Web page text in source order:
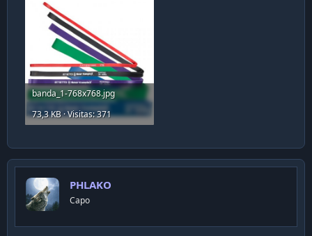
banda_1-768x768.jpg
73,3 KB · Visitas: 371
PHLAKO
Capo